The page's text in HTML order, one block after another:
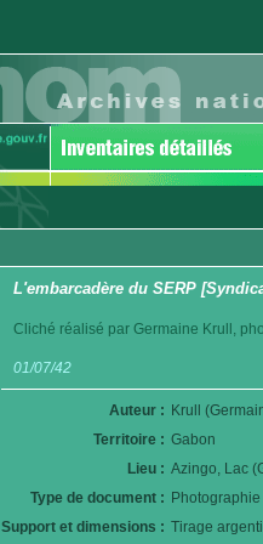
L'embarcadère du SERP
Cliché réalisé par Germaine Krull,
01/07/42
Auteur : Krull
Territoire : Gabon
Lieu : Azingo, Lac
Type de document : Photographie
Support et dimensions : Tirage